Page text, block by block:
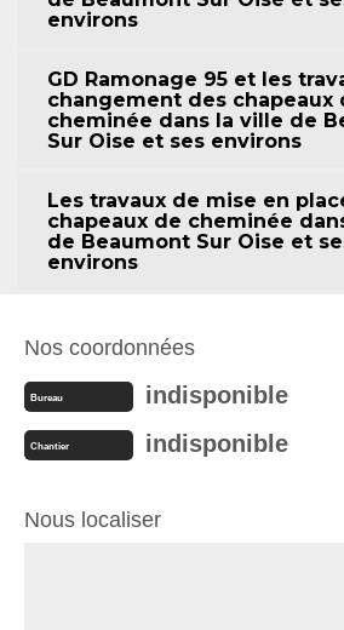
environs
GD Ramonage 95 et les
changement des chapeaux
cheminée dans la ville de
Sur Oise et ses environs
Les travaux de mise en
chapeaux de cheminée
de Beaumont Sur Oise et
environs
Nos coordonnées
Bureau indisponible
Chantier indisponible
Nous localiser